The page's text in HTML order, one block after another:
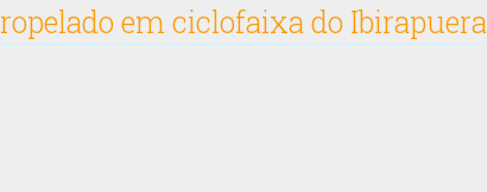
em ciclofaixa do Ibirapuera